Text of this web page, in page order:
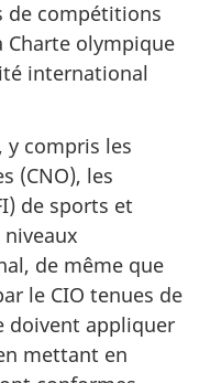
de compétitions
olympique
international
y compris les
(CNO), les
de sports et
de même que
le CIO tenues de
doivent appliquer
mettant en